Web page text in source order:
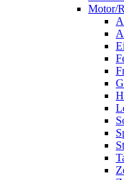
Motor/